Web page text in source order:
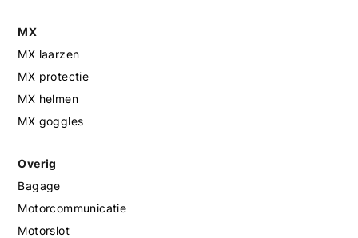
MX
MX laarzen
MX protectie
MX helmen
MX goggles
Overig
Bagage
Motorcommunicatie
Motorslot